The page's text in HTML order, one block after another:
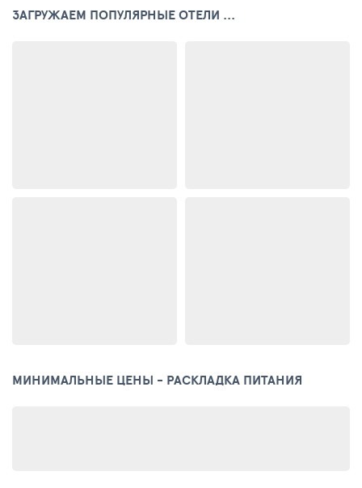
ЗАГРУЖАЕМ ПОПУЛЯРНЫЕ ОТЕЛИ ...
МИНИМАЛЬНЫЕ ЦЕНЫ - РАСКЛАДКА ПИТАНИЯ